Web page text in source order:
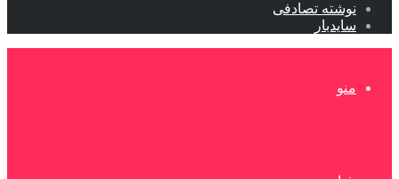
نوشته تصادفی
سایدبار
منو